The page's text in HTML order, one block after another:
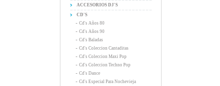
ACCESORIOS DJ'S
CD'S
- Cd's Años 80
- Cd's Años 90
- Cd's Baladas
- Cd's Coleccion Cantaditas
- Cd's Coleccion Maxi Pop
- Cd's Coleccion Techno Pop
- Cd's Dance
- Cd's Especial Para Nochevieja